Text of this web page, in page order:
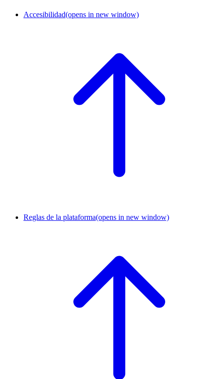
Accesibilidad(opens in new window)
Reglas de la plataforma(opens in new window)